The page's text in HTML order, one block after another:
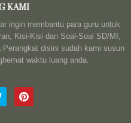
KAMI
ingin membantu para guru untuk
Kisi-Kisi dan Soal-Soal SD/MI,
disini sudah kami susun
waktu luang anda.